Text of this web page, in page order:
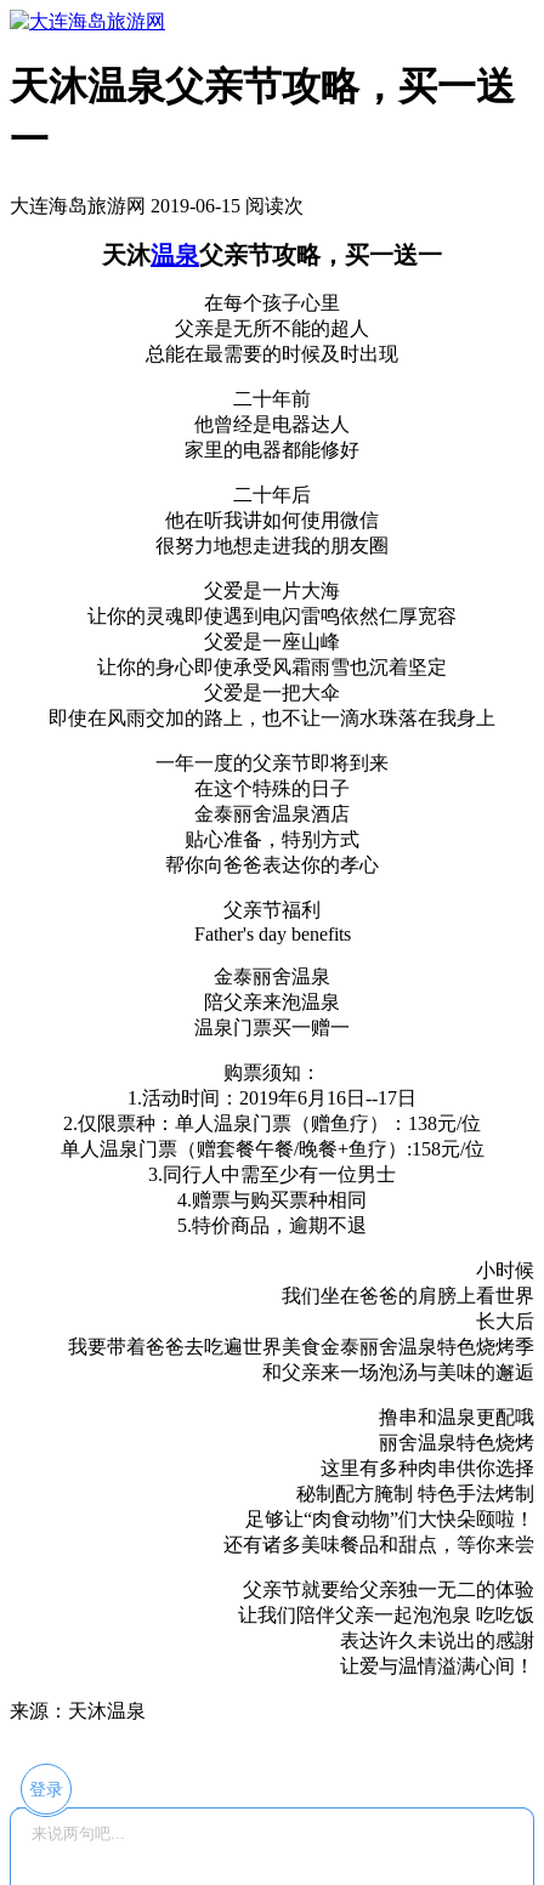
天沐温泉父亲节攻略，买一送
一
大连海岛旅游网 2019-06-15 阅读次
天沐温泉父亲节攻略，买一送一
在每个孩子心里
父亲是无所不能的超人
总能在最需要的时候及时出现
二十年前
他曾经是电器达人
家里的电器都能修好
二十年后
他在听我讲如何使用微信
很努力地想走进我的朋友圈
父爱是一片大海
让你的灵魂即使遇到电闪雷鸣依然仁厚宽容
父爱是一座山峰
让你的身心即使承受风霜雨雪也沉着坚定
父爱是一把大伞
即使在风雨交加的路上，也不让一滴水珠落在我身上
一年一度的父亲节即将到来
在这个特殊的日子
金泰丽舍温泉酒店
贴心准备，特别方式
帮你向爸爸表达你的孝心
父亲节福利
Father's day benefits
金泰丽舍温泉
陪父亲来泡温泉
温泉门票买一赠一
购票须知：
1.活动时间：2019年6月16日--17日
2.仅限票种：单人温泉门票（赠鱼疗）：138元/位
单人温泉门票（赠套餐午餐/晚餐+鱼疗）:158元/位
3.同行人中需至少有一位男士
4.赠票与购买票种相同
5.特价商品，逾期不退
小时候
我们坐在爸爸的肩膀上看世界
长大后
我要带着爸爸去吃遍世界美食金泰丽舍温泉特色烧烤季
和父亲来一场泡汤与美味的邂逅
撸串和温泉更配哦
丽舍温泉特色烧烤
这里有多种肉串供你选择
秘制配方腌制 特色手法烤制
足够让“肉食动物”们大快朵颐啦！
还有诸多美味餐品和甜点，等你来尝
父亲节就要给父亲独一无二的体验
让我们陪伴父亲一起泡泡泉 吃吃饭
表达许久未说出的感謝
让爱与温情溢满心间！
来源：天沐温泉
登录